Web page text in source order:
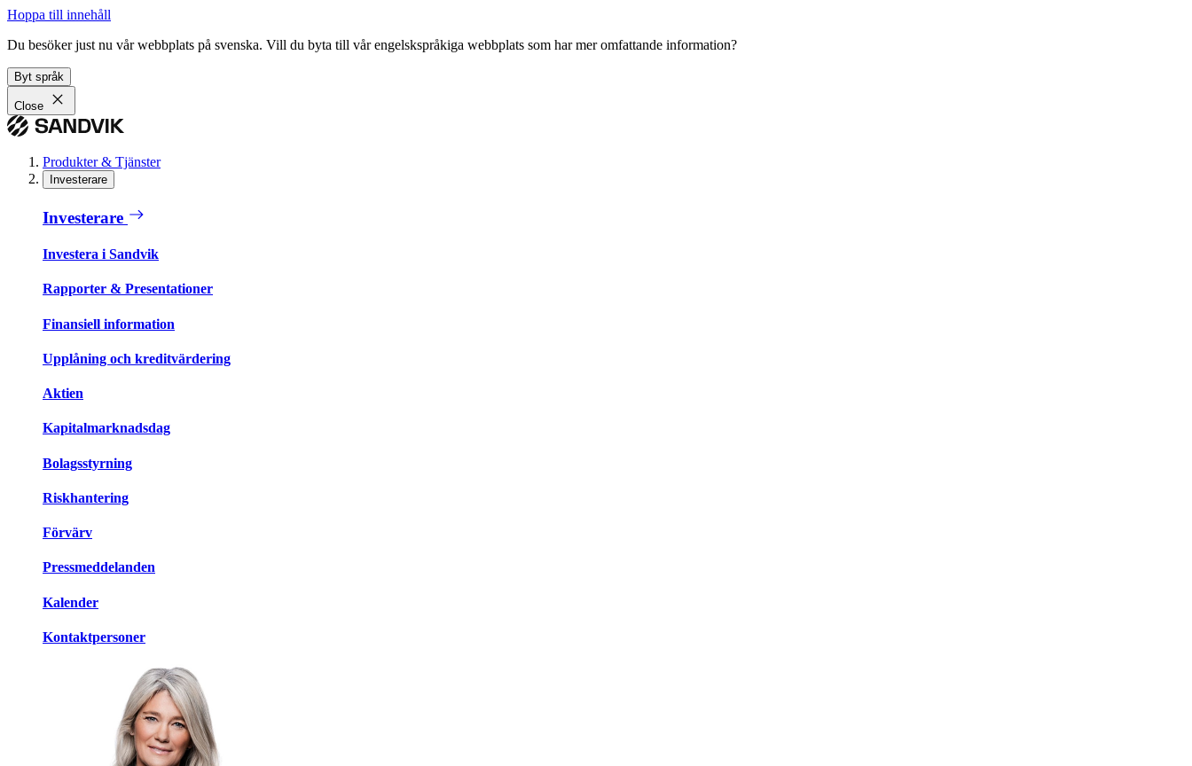
Hoppa till innehåll
Du besöker just nu vår webbplats på svenska. Vill du byta till vår engelskspråkiga webbplats som har mer omfattande information?
Byt språk
Close
Produkter & Tjänster
Investerare
Investerare
Investera i Sandvik
Rapporter & Presentationer
Finansiell information
Upplåning och kreditvärdering
Aktien
Kapitalmarknadsdag
Bolagsstyrning
Riskhantering
Förvärv
Pressmeddelanden
Kalender
Kontaktpersoner